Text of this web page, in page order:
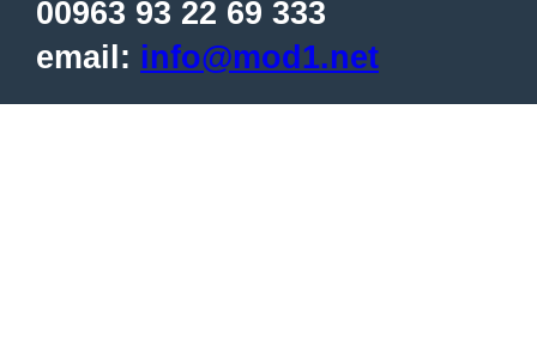
00963 93 22 69 333
email: info@mod1.net